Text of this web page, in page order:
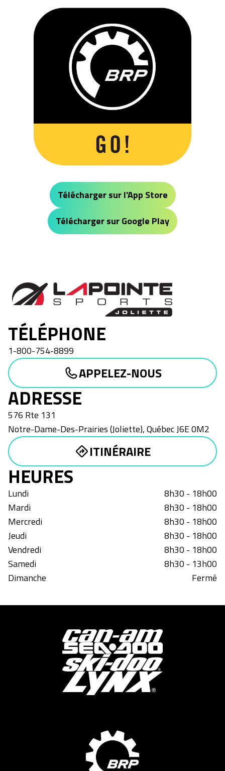
Télécharger sur l'App Store
Télécharger sur Google Play
Lapointe Sports Joliette
TÉLÉPHONE
1-800-754-8899
APPELEZ-NOUS
ADRESSE
576 Rte 131
Notre-Dame-Des-Prairies (Joliette),QuébecJ6E 0M2
ITINÉRAIRE
HEURES
Lundi
8h30 - 18h00
Mardi
8h30 - 18h00
Mercredi
8h30 - 18h00
Jeudi
8h30 - 18h00
Vendredi
8h30 - 18h00
Samedi
8h30 - 13h00
Dimanche
Fermé